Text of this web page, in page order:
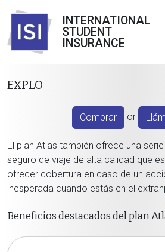
INTERNATIONAL
STUDENT
INSURANCE
EXPLO
Comprar or
El plan Atlas también ofrece una
seguro de viaje de alta calidad que
ofrecer cobertura en caso de un
inesperada cuando estás en el
Beneficios destacados del plan